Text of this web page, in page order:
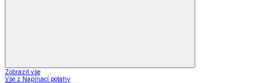
Zobrazit vše
Vše z Napínací potahy